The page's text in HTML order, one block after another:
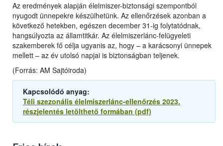
Az eredmények alapján élelmiszer-biztonsági szempontból
nyugodt ünnepekre készülhetünk. Az ellenőrzések azonban a
következő hetekben, egészen december 31-ig folytatódnak,
hangsúlyozta az államtitkár. Az élelmiszerlánc-felügyeleti
szakemberek fő célja ugyanis az, hogy – a karácsonyi ünnepek
mellett – az év utolsó napjai is biztonságban teljenek.
(Forrás: AM Sajtóiroda)
Kapcsolódó anyag:
Téli szezonális élelmiszerlánc-ellenőrzés 2023.
részjelentés letölthető formában (pdf)